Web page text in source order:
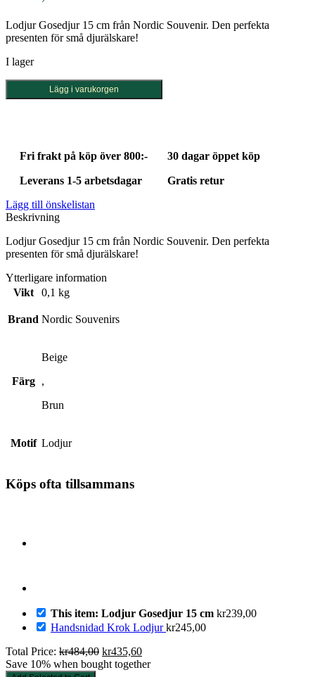
Lodjur Gosedjur 15 cm från Nordic Souvenir. Den perfekta
presenten för små djurälskare!
I lager
Lodjur
Gosedjur
Lägg i varukorgen
Fri frakt på köp över 800:- 30 dagar öppet köp
Leverans 1-5 arbetsdagar
Gratis retur
Lägg till önskelistan
Beskrivning
Lodjur Gosedjur 15 cm från Nordic Souvenir. Den perfekta
presenten för små djurälskare!
Ytterligare information
Vikt
0,1 kg
Brand Nordic Souvenirs
Färg
Beige
,
Brun
Motif Lodjur
Köps ofta tillsammans
This item: Lodjur Gosedjur 15 cm kr239,00
Handsnidad Krok Lodjurkr245,00
Total Price: kr484,00 Det
ursprungliga
kr435,60Det
nuvarande
Save 10% when bought together